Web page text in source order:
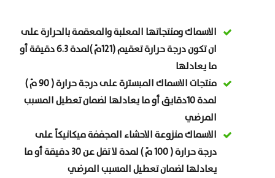
الاسماك ومنتجاتها المعلبة والمعقمة بالحرارة على
ان تكون درجة حرارة تعقيم (121مْ )لمدة 6.3 دقيقة أو
ما يعادلها
منتجات الاسماك المبسترة على درجة حرارة ( 90 مْ )
لمدة 10دقايق أو ما يعادلها لضمان تعطيل المسبب
المرضي
الاسماك منزوعة الاحشاء المجففة ميكانيكاً على
درجة حرارة ( 100 مْ ) لمدة لا تقل عن 30 دقيقة أو ما
يعادلها لضمان تعطيل المسبب المرضي